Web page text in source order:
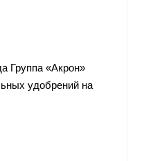
Группа «Акрон»
удобрений на